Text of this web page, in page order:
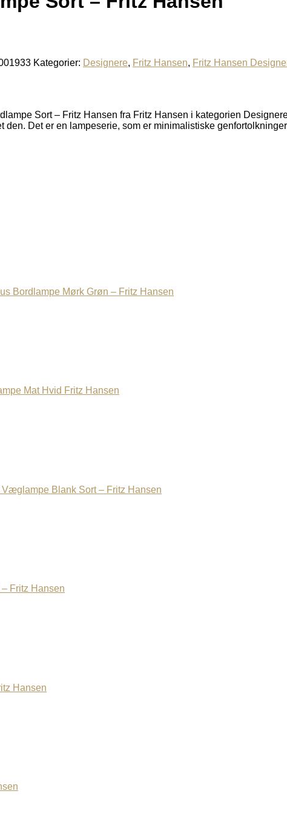
Kategorier: Designere, Fritz Hansen, Fritz Hansen
Sort – Fritz Hansen fra Fritz Hansen i kategorien
den. Det er en lampeserie, som er minimalistiske
Bordlampe Mørk Grøn – Fritz Hansen
Mat Hvid Fritz Hansen
Blank Sort – Fritz Hansen
Fritz Hansen
Hansen